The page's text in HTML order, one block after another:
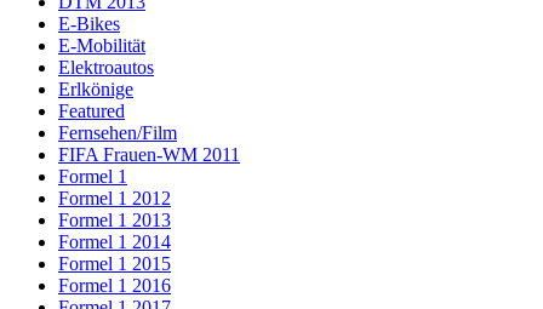
E-Bikes
E-Mobilität
Elektroautos
Erlkönige
Featured
Fernsehen/Film
FIFA Frauen-WM 2011
Formel 1
Formel 1 2012
Formel 1 2013
Formel 1 2014
Formel 1 2015
Formel 1 2016